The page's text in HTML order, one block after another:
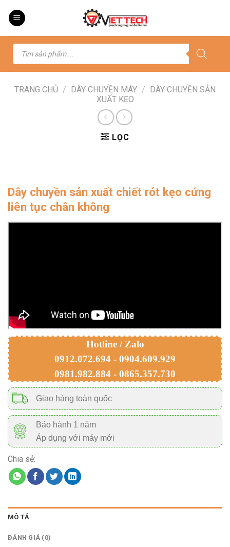
Tìm
kiếm
TRANG CHỦ / DÂY CHUYỀN MÁY / DÂY CHUYỀN SẢN
XUẤT KẸO
LỌC
Dây chuyền sản xuất chiết rót kẹo cứng
liên tục chân không
Hotline / Zalo
0912.072.694 - 0904.609.929
0981.982.884 - 0865.357.730
Giao hàng toàn quốc
Bảo hành 1 năm
Áp dụng với máy mới
Chia sẻ:
MÔ TẢ
ĐÁNH GIÁ (0)